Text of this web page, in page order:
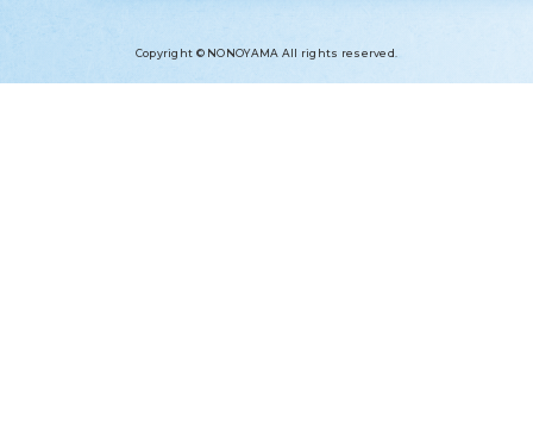
Copyright © NONOYAMA All rights reserved.